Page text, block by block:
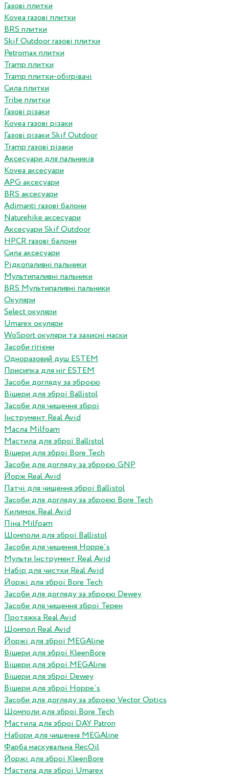
Газові плитки
Kovea газові плитки
BRS плитки
Skif Outdoor газові плитки
Petromax плитки
Tramp плитки
Tramp плитки-обігрівачі
Сила плитки
Tribe плитки
Газові різаки
Kovea газові різаки
Газові різаки Skif Outdoor
Tramp газові різаки
Аксесуари для пальників
Kovea аксесуари
APG аксесуари
BRS аксесуари
Adimanti газові балони
Naturehike аксесуари
Аксесуари Skif Outdoor
HPCR газові балони
Сила аксесуари
Рідкопаливні пальники
Мультипаливні пальники
BRS Мультипаливні пальники
Окуляри
Select окуляри
Umarex окуляри
WoSport окуляри та захисні маски
Засоби гігієни
Одноразовий душ ESTEM
Присипка для ніг ESTEM
Засоби догляду за зброєю
Вішери для зброї Ballistol
Засоби для чищення зброї
Інструмент Real Avid
Масла Milfoam
Мастила для зброї Ballistol
Вішери для зброї Bore Tech
Засоби для догляду за зброєю GNP
Йорж Real Avid
Патчі для чищення зброї Ballistol
Засоби для догляду за зброєю Bore Tech
Килимок Real Avid
Піна Milfoam
Шомполи для зброї Ballistol
Засоби для чищення Hoppe`s
Мульти Інструмент Real Avid
Набір для чистки Real Avid
Йоржі для зброї Bore Tech
Засоби для догляду за зброєю Dewey
Засоби для чищення зброї Терен
Протяжка Real Avid
Шомпол Real Avid
Йоржі для зброї MEGAline
Вішери для зброї KleenBore
Вішери для зброї MEGAline
Вішери для зброї Dewey
Вішери для зброї Hoppe`s
Засоби для догляду за зброєю Vector Optics
Шомполи для зброї Bore Tech
Мастила для зброї DAY Patron
Набори для чищення MEGAline
Фарба маскувальна RecOil
Йоржі для зброї KleenBore
Мастила для зброї Umarex